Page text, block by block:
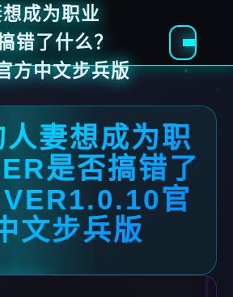
成为职业
错了什么？
方中文步兵版
妻想成为职
是否搞错了
官
文步兵版